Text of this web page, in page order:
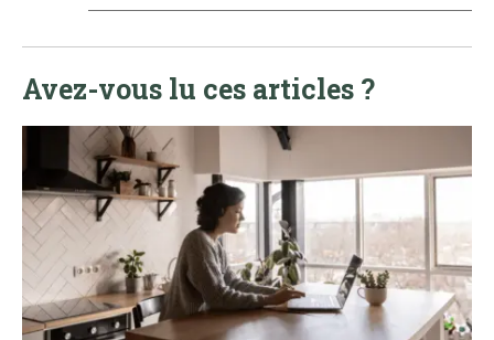
Avez-vous lu ces articles ?